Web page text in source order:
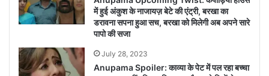
में हुई अंकुश के नाजायज़ बेटे की एंट्री, बरखा का
डरावना सपना हुआ सच, बरखा को मिलेगी अब अपने सारे
पापो की सजा
July 28, 2023
Anupama Spoiler: काव्या के पेट में पल रहा बच्चा